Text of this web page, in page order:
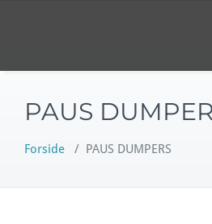
PAUS
Forside / PAUS DUMPERS